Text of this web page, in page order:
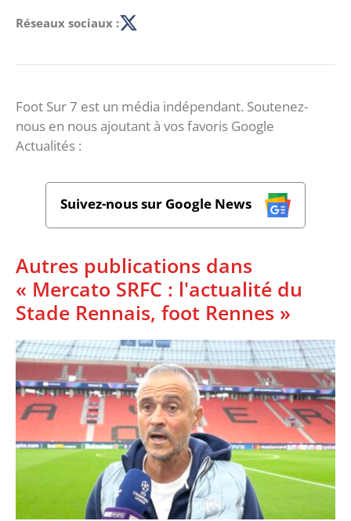
Réseaux sociaux :
Foot Sur 7 est un média indépendant. Soutenez-
nous en nous ajoutant à vos favoris Google
Actualités :
Suivez-nous sur Google News
Autres publications dans
« Mercato SRFC : l'actualité du
Stade Rennais, foot Rennes »